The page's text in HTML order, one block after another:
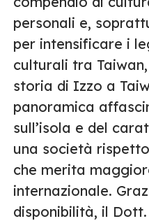
personali e,
per intensificare i
culturali tra
storia di Izzo a
panoramica
sull’isola e del
una società
che merita
internazionale.
disponibilità, il